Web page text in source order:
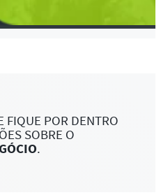
FIQUE POR DENTRO
SOBRE O
.